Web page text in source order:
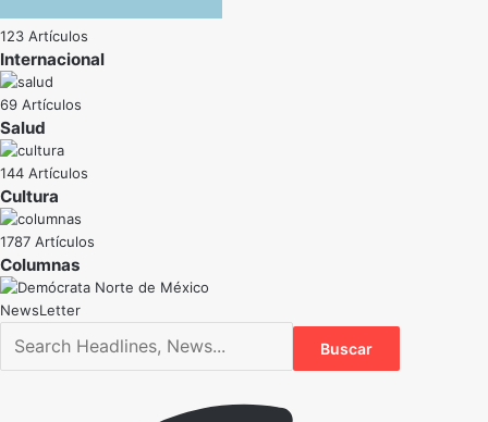
123 Artículos
Internacional
69 Artículos
Salud
144 Artículos
Cultura
1787 Artículos
NewsLetter